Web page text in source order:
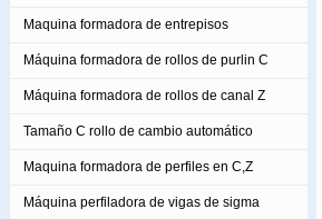
Maquina formadora de entrepisos
Máquina formadora de rollos de purlin C
Máquina formadora de rollos de canal Z
Tamaño C rollo de cambio automático
Maquina formadora de perfiles en C,Z
Máquina perfiladora de vigas de sigma